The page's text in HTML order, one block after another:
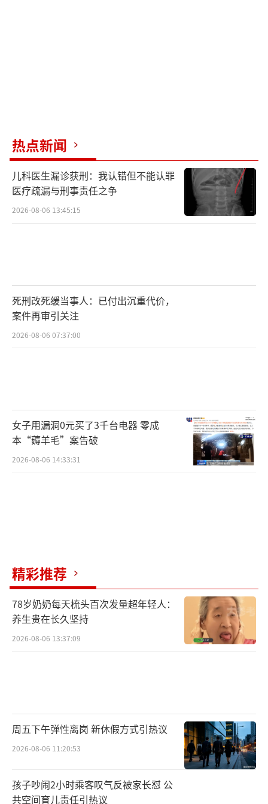
热点新闻
儿科医生漏诊获刑：我认错但不能认罪
医疗疏漏与刑事责任之争
2026-08-06 13:45:15
死刑改死缓当事人：已付出沉重代价，
案件再审引关注
2026-08-06 07:37:00
女子用漏洞0元买了3千台电器 零成
本“薅羊毛”案告破
2026-08-06 14:33:31
精彩推荐
78岁奶奶每天梳头百次发量超年轻人：
养生贵在长久坚持
2026-08-06 13:37:09
周五下午弹性离岗 新休假方式引热议
2026-08-06 11:20:53
孩子吵闹2小时乘客叹气反被家长怼 公
共空间育儿责任引热议